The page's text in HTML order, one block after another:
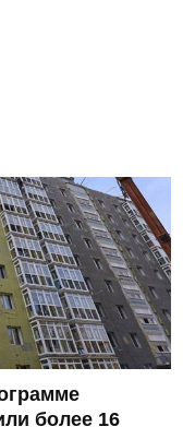
более 16